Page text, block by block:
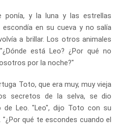
ponía, y la luna y las estrellas
escondía en su cueva y no salía
a brillar. Los otros animales
está Leo? ¿Por qué no
por la noche?"
Toto, que era muy, muy vieja
secretos de la selva, se dio
de Leo. "Leo", dijo Toto con su
qué te escondes cuando el